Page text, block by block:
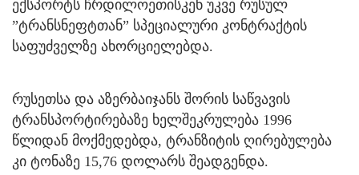
ექსპორტს ჩრდილოეთისკენ უკვე რუსულ
”ტრანსნეფტთან” სპეციალური კონტრაქტის
საფუძველზე ახორციელებდა.
რუსეთსა და აზერბაიჯანს შორის საწვავის
ტრანსპორტირებაზე ხელშეკრულება 1996
წლიდან მოქმედებდა, ტრანზიტის ღირებულება
კი ტონაზე 15,76 დოლარს შეადგენდა.